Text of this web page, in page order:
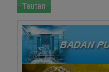
Tautan